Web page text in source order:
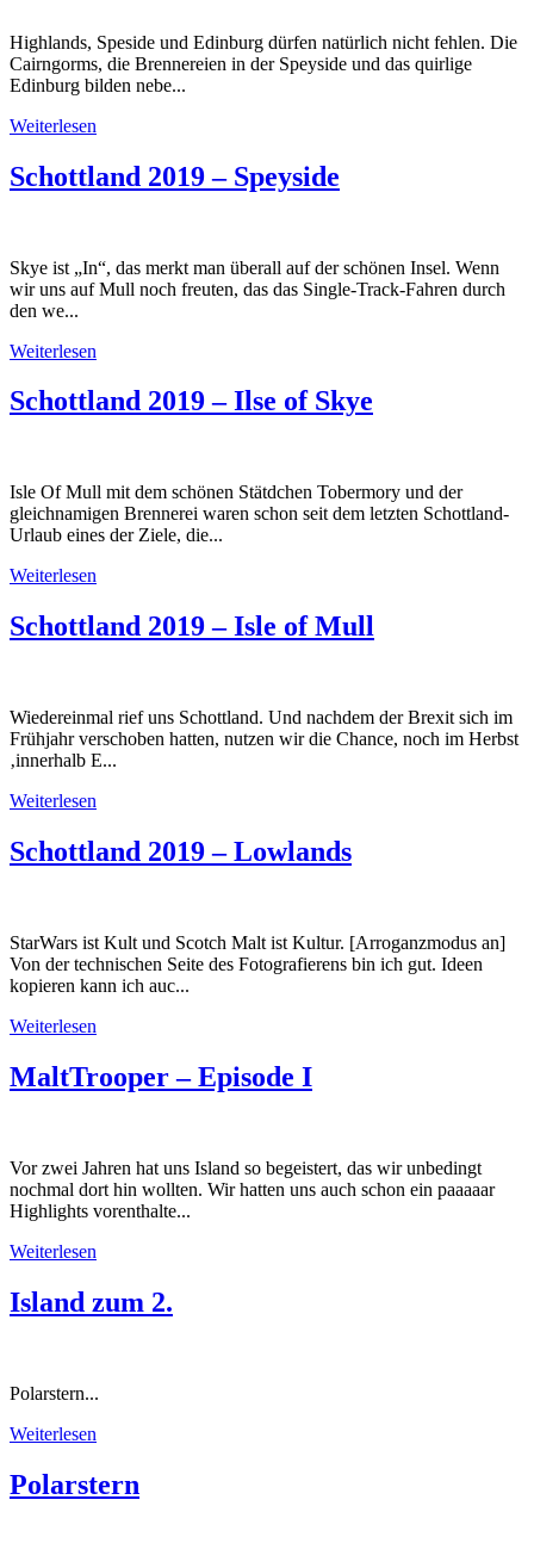
Highlands, Speside und Edinburg dürfen natürlich nicht fehlen. Die
Cairngorms, die Brennereien in der Speyside und das quirlige
Edinburg bilden nebe...
Weiterlesen
Schottland 2019 – Speyside
Skye ist „In“, das merkt man überall auf der schönen Insel. Wenn
wir uns auf Mull noch freuten, das das Single-Track-Fahren durch
den we...
Weiterlesen
Schottland 2019 – Ilse of Skye
Isle Of Mull mit dem schönen Stätdchen Tobermory und der
gleichnamigen Brennerei waren schon seit dem letzten Schottland-
Urlaub eines der Ziele, die...
Weiterlesen
Schottland 2019 – Isle of Mull
Wiedereinmal rief uns Schottland. Und nachdem der Brexit sich im
Frühjahr verschoben hatten, nutzen wir die Chance, noch im Herbst
‚innerhalb E...
Weiterlesen
Schottland 2019 – Lowlands
StarWars ist Kult und Scotch Malt ist Kultur. [Arroganzmodus an]
Von der technischen Seite des Fotografierens bin ich gut. Ideen
kopieren kann ich auc...
Weiterlesen
MaltTrooper – Episode I
Vor zwei Jahren hat uns Island so begeistert, das wir unbedingt
nochmal dort hin wollten. Wir hatten uns auch schon ein paaaaar
Highlights vorenthalte...
Weiterlesen
Island zum 2.
Polarstern...
Weiterlesen
Polarstern